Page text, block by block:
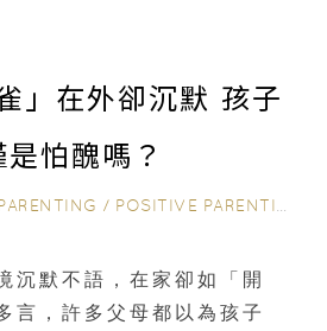
」在外卻沉默 孩子
是怕醜嗎？
/ POSITIVE PARENTING
沉默不語，在家卻如「開
言，許多父母都以為孩子